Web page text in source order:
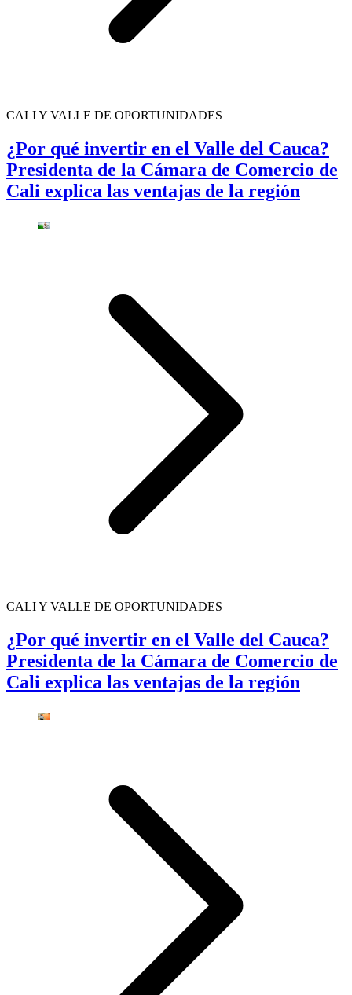
CALI Y VALLE DE OPORTUNIDADES
¿Por qué invertir en el Valle del Cauca?
Presidenta de la Cámara de Comercio de
Cali explica las ventajas de la región
CALI Y VALLE DE OPORTUNIDADES
¿Por qué invertir en el Valle del Cauca?
Presidenta de la Cámara de Comercio de
Cali explica las ventajas de la región